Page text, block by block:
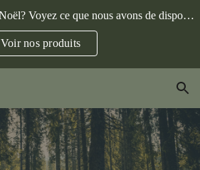
Besoin d'un article avant Noël? Voyez ce que nous avons de disponible.
Voir nos produits